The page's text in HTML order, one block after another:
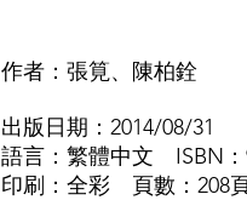
作者：張筧、陳柏銓
出版日期：2014/08/31
語言：繁體中文 ISBN：
印刷：全彩 頁數：208